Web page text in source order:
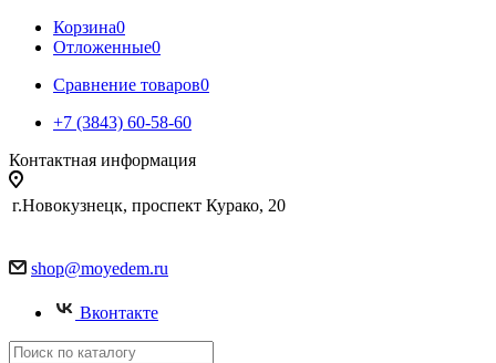
Корзина0
Отложенные0
Сравнение товаров0
+7 (3843) 60-58-60
Контактная информация
г.Новокузнецк, проспект Курако, 20
shop@moyedem.ru
Вконтакте